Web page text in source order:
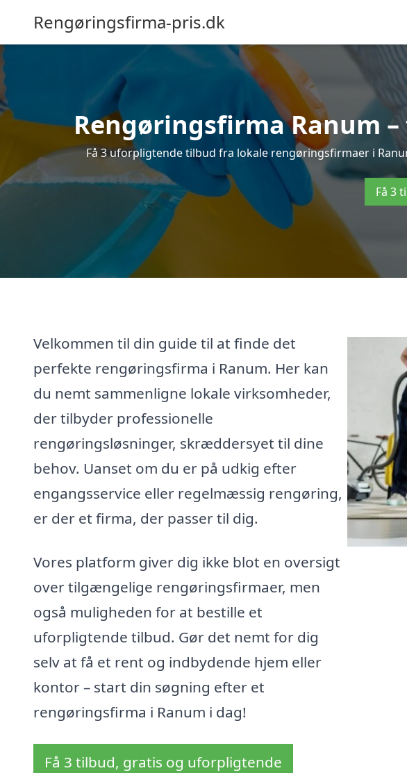
Rengøringsfirma-pris.dk
Rengøringsfirma Ranum
Få 3 uforpligtende tilbud fra lokale rengøringsfirmaer i
Få 3
Velkommen til din guide til at finde det
perfekte rengøringsfirma i Ranum. Her kan
du nemt sammenligne lokale virksomheder,
der tilbyder professionelle
rengøringsløsninger, skræddersyet til dine
behov. Uanset om du er på udkig efter
engangsservice eller regelmæssig rengøring,
er der et firma, der passer til dig.
Vores platform giver dig ikke blot en oversigt
over tilgængelige rengøringsfirmaer, men
også muligheden for at bestille et
uforpligtende tilbud. Gør det nemt for dig
selv at få et rent og indbydende hjem eller
kontor – start din søgning efter et
rengøringsfirma i Ranum i dag!
Få 3 tilbud, gratis og uforpligtende